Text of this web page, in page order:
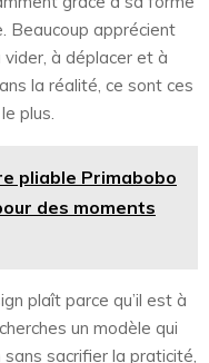
Beaucoup apprécient
vider, à déplacer et à
la réalité, ce sont ces
plus.
pliable Primabobo
des moments
plaît parce qu’il est à
un modèle qui
sacrifier la praticité,